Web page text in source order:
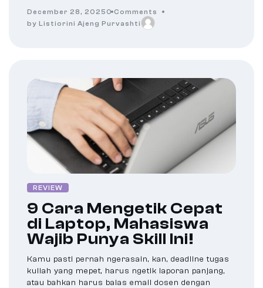
December 28, 2025 0 Comments
by Listiorini Ajeng Purvashti
REVIEW
9 Cara Mengetik Cepat
di Laptop, Mahasiswa
Wajib Punya Skill Ini!
Kamu pasti pernah ngerasain, kan, deadline tugas
kuliah yang mepet, harus ngetik laporan panjang,
atau bahkan harus balas email dosen dengan